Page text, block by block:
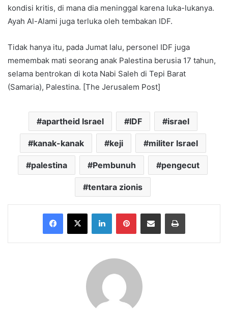
kondisi kritis, di mana dia meninggal karena luka-lukanya.
Ayah Al-Alami juga terluka oleh tembakan IDF.
Tidak hanya itu, pada Jumat lalu, personel IDF juga
memembak mati seorang anak Palestina berusia 17 tahun,
selama bentrokan di kota Nabi Saleh di Tepi Barat
(Samaria), Palestina. [The Jerusalem Post]
apartheid Israel IDF israel
kanak-kanak keji militer Israel
palestina Pembunuh pengecut
tentara zionis
Facebook
X LinkedInPinterestShare via Email Print